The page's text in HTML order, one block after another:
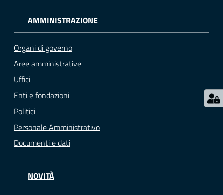
AMMINISTRAZIONE
Organi di governo
Aree amministrative
Uffici
Enti e fondazioni
Politici
Personale Amministrativo
Documenti e dati
NOVITÀ